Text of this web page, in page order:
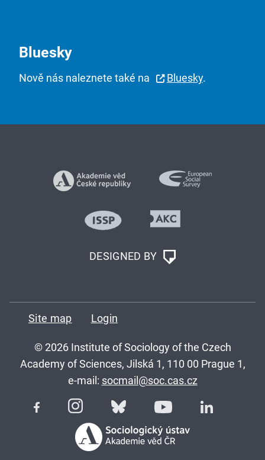
Bluesky
Nově nás naleznete také na Bluesky.
DESIGNED BY
Site map Login
© 2026 Institute of Sociology of the Czech
Academy of Sciences, Jilská 1, 110 00 Prague 1,
e-mail: socmail@soc.cas.cz